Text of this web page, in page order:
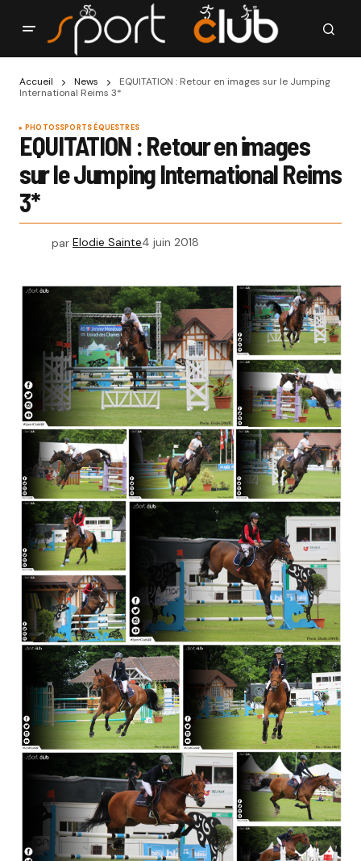
Accueil News
EQUITATION : Retour en images sur le Jumping
International Reims 3*
PHOTOSSPORTS ÉQUESTRES
EQUITATION : Retour en images
sur le Jumping International Reims
3*
par Elodie Sainte4 juin 2018